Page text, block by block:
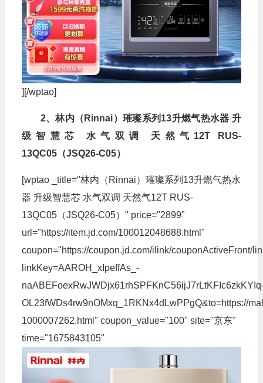
][/wptao]
2、林内（Rinnai）璀璨系列13升燃气热水器 升
级智慧芯 水气双调 天然气12T RUS-
13QC05（JSQ26-C05）
[wptao _title="林内（Rinnai）璀璨系列13升燃气热水
器 升级智慧芯 水气双调 天然气12T RUS-
13QC05（JSQ26-C05）" price="2899"
url="https://item.jd.com/100012048688.html"
coupon="https://coupon.jd.com/ilink/couponActiveFront/
linkKey=AAROH_xIpeffAs_-
OL23fWDs4rw9nOMxq_1RKNx4dLwPPgQ&to=https://
1000007262.html" coupon_value="100" site="京东"
time="1675843105"